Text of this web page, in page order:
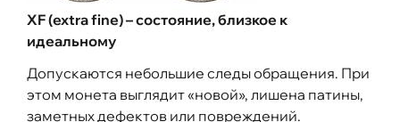
XF (extra fine) – состояние, близкое к
идеальному
Допускаются небольшие следы обращения. При
этом монета выглядит «новой», лишена патины,
заметных дефектов или повреждений.